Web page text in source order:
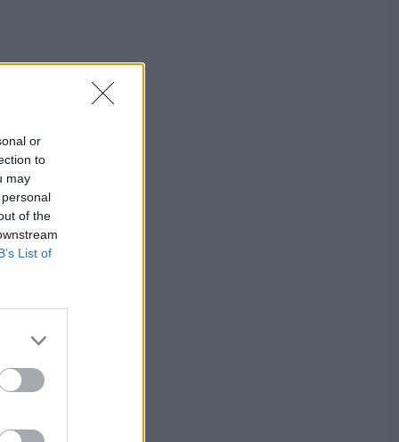
or
to
may
of the
List of